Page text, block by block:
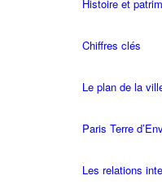
Histoire et
Chiffres clés
Le plan de la
Paris Terre
Les relations